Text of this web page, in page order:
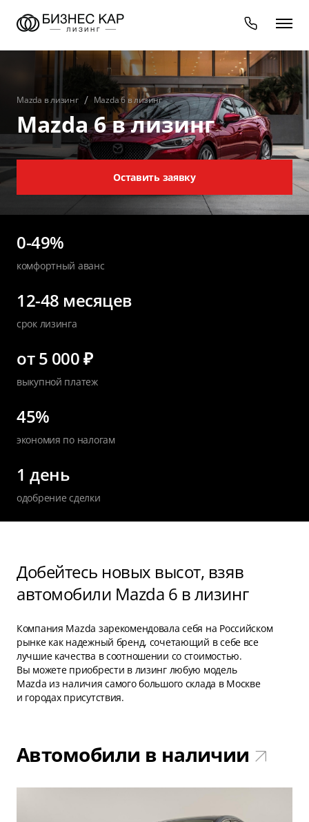
Mazda в лизинг Mazda 6 в лизинг
Mazda 6 в лизинг
Оставить заявку
0-49%
комфортный аванс
12-48 месяцев
срок лизинга
от 5 000 ₽
выкупной платеж
45%
экономия по налогам
1 день
одобрение сделки
Добейтесь новых высот, взяв
автомобили Mazda 6 в лизинг
Компания Mazda зарекомендовала себя на Российском
рынке как надежный бренд, сочетающий в себе все
лучшие качества в соотношении со стоимостью.
Вы можете приобрести в лизинг любую модель
Mazda из наличия самого большого склада в Москве
и городах присутствия.
Автомобили в наличии